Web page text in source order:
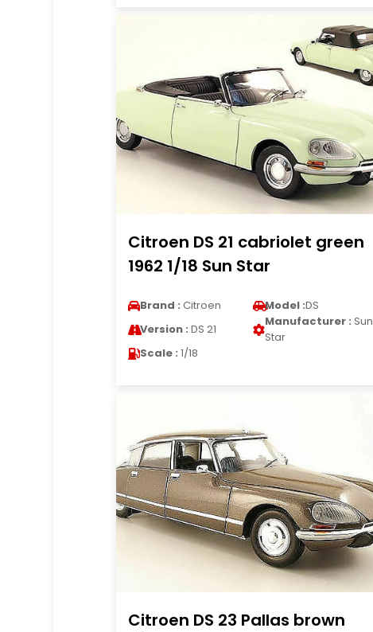
Citroen DS 21 cabriolet green
1962 1/18 Sun Star
Brand : Citroen Model :DS
Version : DS 21
Manufacturer : Sun
Star
Scale : 1/18
Citroen DS 23 Pallas brown